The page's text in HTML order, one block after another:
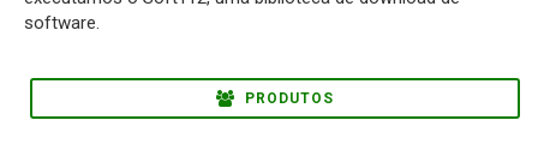
software.
PRODUTOS